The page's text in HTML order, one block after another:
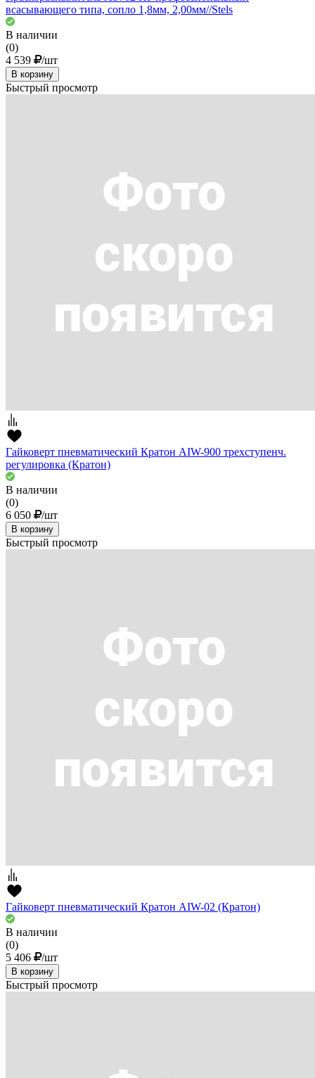
всасывающего типа, сопло 1,8мм, 2,00мм//Stels
В наличии
(0)
4 539
/шт
В корзину
Быстрый просмотр
Гайковерт пневматический Кратон AIW-900 трехступенч.
регулировка (Кратон)
В наличии
(0)
6 050
/шт
В корзину
Быстрый просмотр
Гайковерт пневматический Кратон AIW-02 (Кратон)
В наличии
(0)
5 406
/шт
В корзину
Быстрый просмотр